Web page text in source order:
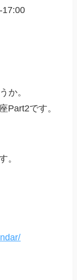
17:00
か。
Part2です。
。